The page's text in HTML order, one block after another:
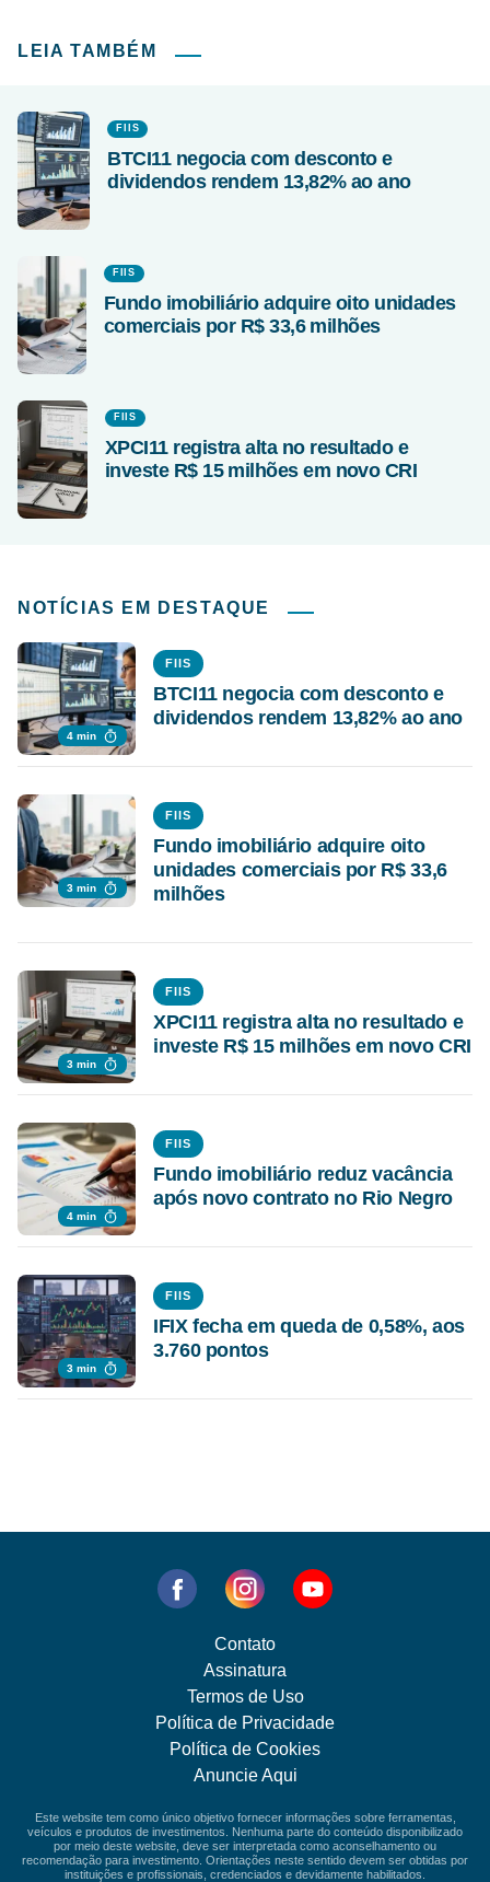
LEIA TAMBÉM
FIIS
BTCI11 negocia com desconto e
dividendos rendem 13,82% ao ano
FIIS
Fundo imobiliário adquire oito unidades
comerciais por R$ 33,6 milhões
FIIS
XPCI11 registra alta no resultado e
investe R$ 15 milhões em novo CRI
NOTÍCIAS EM DESTAQUE
4 min
FIIS
BTCI11 negocia com desconto e
dividendos rendem 13,82% ao ano
3 min
FIIS
Fundo imobiliário adquire oito
unidades comerciais por R$ 33,6
milhões
3 min
FIIS
XPCI11 registra alta no resultado e
investe R$ 15 milhões em novo CRI
4 min
FIIS
Fundo imobiliário reduz vacância
após novo contrato no Rio Negro
3 min
FIIS
IFIX fecha em queda de 0,58%, aos
3.760 pontos
Contato
Assinatura
Termos de Uso
Política de Privacidade
Política de Cookies
Anuncie Aqui
Este website tem como único objetivo fornecer informações sobre ferramentas,
veículos e produtos de investimentos. Nenhuma parte do conteúdo disponibilizado
por meio deste website, deve ser interpretada como aconselhamento ou
recomendação para investimento. Orientações neste sentido devem ser obtidas por
instituições e profissionais, credenciados e devidamente habilitados.